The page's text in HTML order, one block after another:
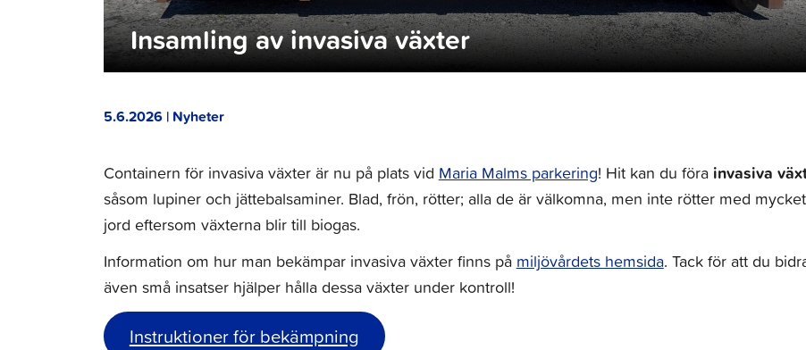
Insamling av invasiva växter
5.6.2026 | Nyheter
Containern för invasiva växter är nu på plats vid Maria Malms parkering! Hit kan du föra invasiva
såsom lupiner och jättebalsaminer. Blad, frön, rötter; alla de är välkomna, men inte rötter med mycket
jord eftersom växterna blir till biogas.
Information om hur man bekämpar invasiva växter finns på miljövårdets hemsida. Tack för att du
även små insatser hjälper hålla dessa växter under kontroll!
Instruktioner för bekämpning